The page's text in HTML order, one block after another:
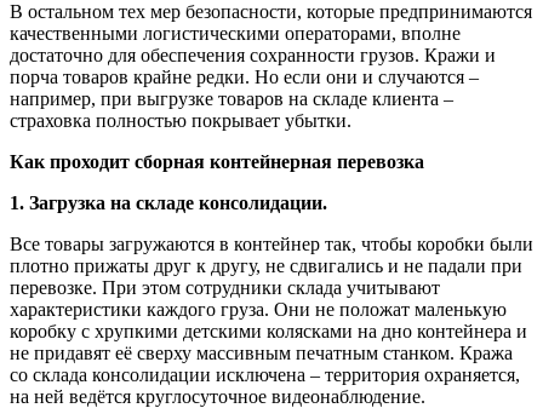
В остальном тех мер безопасности, которые предпринимаются
качественными логистическими операторами, вполне
достаточно для обеспечения сохранности грузов. Кражи и
порча товаров крайне редки. Но если они и случаются –
например, при выгрузке товаров на складе клиента –
страховка полностью покрывает убытки.
Как проходит сборная контейнерная перевозка
1. Загрузка на складе консолидации.
Все товары загружаются в контейнер так, чтобы коробки были
плотно прижаты друг к другу, не сдвигались и не падали при
перевозке. При этом сотрудники склада учитывают
характеристики каждого груза. Они не положат маленькую
коробку с хрупкими детскими колясками на дно контейнера и
не придавят её сверху массивным печатным станком. Кража
со склада консолидации исключена – территория охраняется,
на ней ведётся круглосуточное видеонаблюдение.